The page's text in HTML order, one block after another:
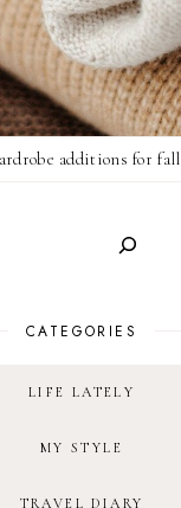
additions for fall
CATEGORIES
LIFE LATELY
MY STYLE
TRAVEL DIARY